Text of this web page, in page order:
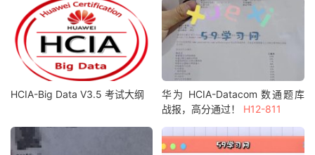
HCIA-Big Data V3.5 考试大纲
华为 HCIA-Datacom 数通题库
战报，高分通过！ H12-811